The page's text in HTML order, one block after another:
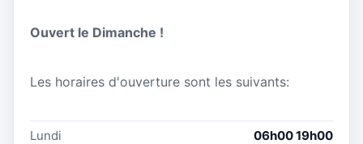
Ouvert le Dimanche !
Les horaires d'ouverture sont les suivants:
Lundi
06h00 19h00